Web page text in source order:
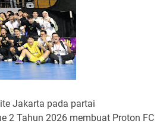
Jakarta pada partai
2 Tahun 2026 membuat Proton FC